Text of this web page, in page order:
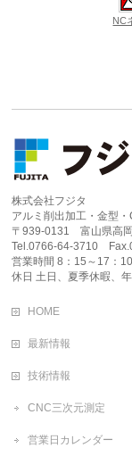
NC
株式会社フジタ
アルミ削出加工・金型
〒939-0131 富山県高
Tel.0766-64-3710
営業時間 8：15～17：10
休日 土日、夏季休暇、
HOME
最新情報
技術情報
CNC三次元測定
営業日カレンダー